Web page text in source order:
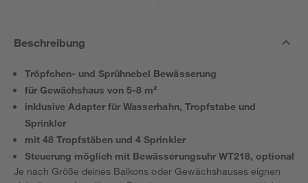
Beschreibung
Tröpfchen- und Sprühnebel Bewässerung
für Gewächshaus von 5-8 m²
inklusive Adapter für Wasserhahn, Tropfstabe und
Sprinkler
mit 48 Tropfstäben und 4 Sprinkler
Steuerung möglich mit Bewässerungsuhr WT218, optional
Je nach Größe deines Balkons oder Gewächshauses eignen